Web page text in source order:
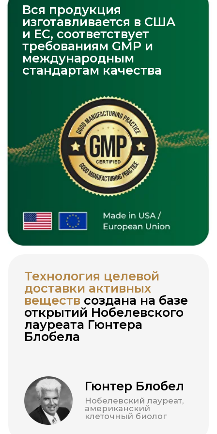
Есть вопросы?
Наши специалисты свяжутся с вами
в ближайшее время после подачи
заявки
Информация, размещённая на сайте, носит
ознакомительный характер и не является
медицинской рекомендацией.
Биологически активные добавки не
Каталог
Пользовательское соглашение
Положение по обработке персональных данных
© Greenwell, 2026. Все права
защищены.
Где купить